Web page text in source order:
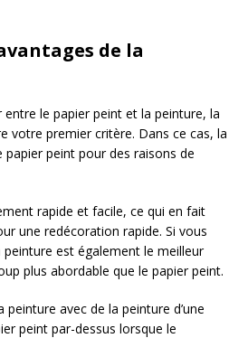
de la
entre le papier peint et la peinture, la
votre premier critère. Dans ce cas, la
papier peint pour des raisons de
rapide et facile, ce qui en fait
une redécoration rapide. Si vous
est également le meilleur
plus abordable que le papier peint.
avec de la peinture d’une
peint par-dessus lorsque le